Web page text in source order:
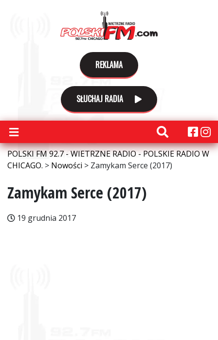
REKLAMA
SŁUCHAJ RADIA
POLSKI FM 92.7 - WIETRZNE RADIO - POLSKIE RADIO W
CHICAGO. > Nowości > Zamykam Serce (2017)
Zamykam Serce (2017)
19 grudnia 2017